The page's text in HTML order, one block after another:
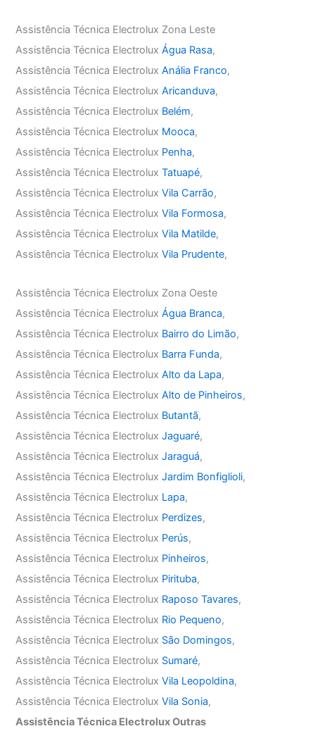
Assistência Técnica Electrolux Zona Leste
Assistência Técnica ElectroluxÁgua Rasa,
Assistência Técnica ElectroluxAnália Franco,
Assistência Técnica ElectroluxAricanduva,
Assistência Técnica Electrolux Belém,
Assistência Técnica Electrolux Mooca,
Assistência Técnica Electrolux Penha,
Assistência Técnica ElectroluxTatuapé,
Assistência Técnica ElectroluxVila Carrão,
Assistência Técnica ElectroluxVila Formosa,
Assistência Técnica ElectroluxVila Matilde,
Assistência Técnica ElectroluxVila Prudente,
Assistência Técnica Electrolux Zona Oeste
Assistência Técnica ElectroluxÁgua Branca,
Assistência Técnica Electrolux Bairro do Limão,
Assistência Técnica Electrolux Barra Funda,
Assistência Técnica ElectroluxAlto da Lapa,
Assistência Técnica ElectroluxAlto de Pinheiros,
Assistência Técnica Electrolux Butantã,
Assistência Técnica ElectroluxJaguaré,
Assistência Técnica ElectroluxJaraguá,
Assistência Técnica ElectroluxJardim Bonfiglioli,
Assistência Técnica Electrolux Lapa,
Assistência Técnica Electrolux Perdizes,
Assistência Técnica Electrolux Perús,
Assistência Técnica Electrolux Pinheiros,
Assistência Técnica Electrolux Pirituba,
Assistência Técnica Electrolux Raposo Tavares,
Assistência Técnica Electrolux Rio Pequeno,
Assistência Técnica Electrolux São Domingos,
Assistência Técnica Electrolux Sumaré,
Assistência Técnica ElectroluxVila Leopoldina,
Assistência Técnica ElectroluxVila Sonia,
Assistência Técnica Electrolux Outras